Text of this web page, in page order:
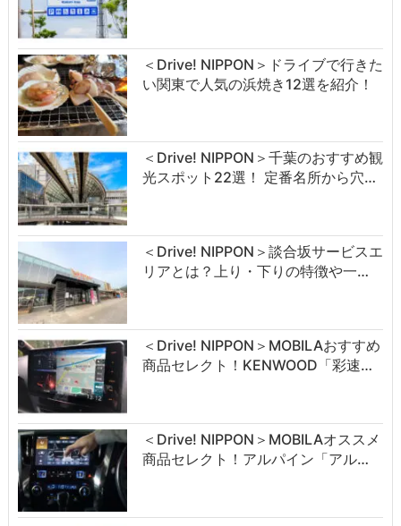
＜Drive! NIPPON＞ドライブで行きた
い関東で人気の浜焼き12選を紹介！
＜Drive! NIPPON＞千葉のおすすめ観
光スポット22選！ 定番名所から穴…
＜Drive! NIPPON＞談合坂サービスエ
リアとは？上り・下りの特徴や一…
＜Drive! NIPPON＞MOBILAおすすめ
商品セレクト！KENWOOD「彩速…
＜Drive! NIPPON＞MOBILAオススメ
商品セレクト！アルパイン「アル…